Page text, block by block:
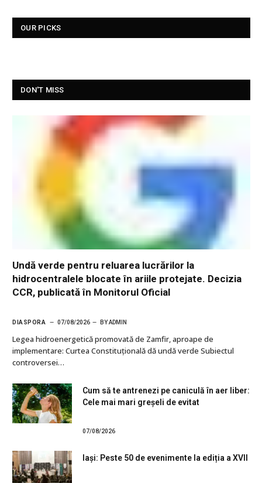
OUR PICKS
DON'T MISS
Undă verde pentru reluarea lucrărilor la
hidrocentralele blocate în ariile protejate. Decizia
CCR, publicată în Monitorul Oficial
DIASPORA 07/08/2026 BYADMIN
Legea hidroenergetică promovată de Zamfir, aproape de
implementare: Curtea Constituțională dă undă verde Subiectul
controversei…
Cum să te antrenezi pe caniculă în aer liber:
Cele mai mari greșeli de evitat
07/08/2026
Iași: Peste 50 de evenimente la ediția a XVII